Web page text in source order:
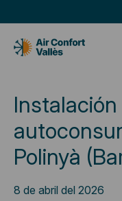
Polinyà
8 de abril del 2026